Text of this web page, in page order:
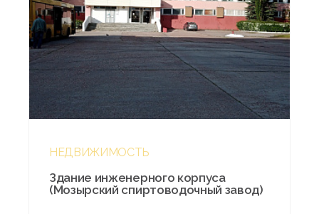
НЕДВИЖИМОСТЬ
Здание инженерного корпуса
(Мозырский спиртоводочный завод)